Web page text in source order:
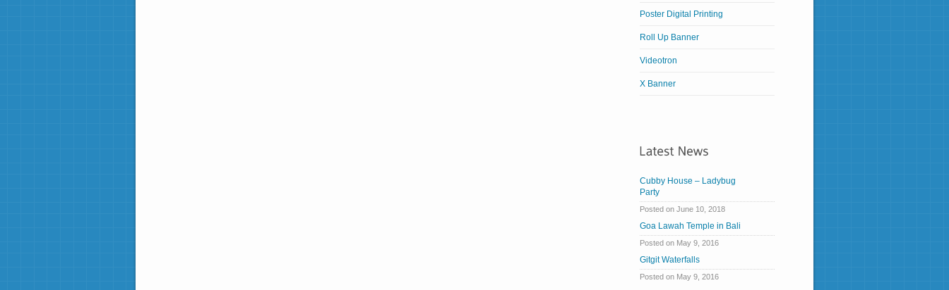
Poster Digital Printing
Roll Up Banner
Videotron
X Banner
Cubby House – Ladybug
Party
Posted on June 10, 2018
Goa Lawah Temple in Bali
Posted on May 9, 2016
Gitgit Waterfalls
Posted on May 9, 2016